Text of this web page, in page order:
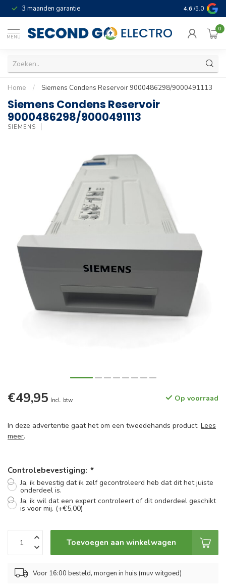
3 maanden garantie Geld terug
4.6 /5.0
MENU
0
Home / Siemens Condens Reservoir 9000486298/9000491113
Siemens Condens Reservoir
9000486298/9000491113
SIEMENS
€49,95 Incl. btw Op voorraad
In deze advertentie gaat het om een tweedehands product. Lees
meer.
Controlebevestiging: *
Ja, ik bevestig dat ik zelf gecontroleerd heb dat dit het juiste
onderdeel is.
Ja, ik wil dat een expert controleert of dit onderdeel geschikt
is voor mij. (+€5,00)
Toevoegen aan winkelwagen
Voor 16:00 besteld, morgen in huis (muv witgoed)